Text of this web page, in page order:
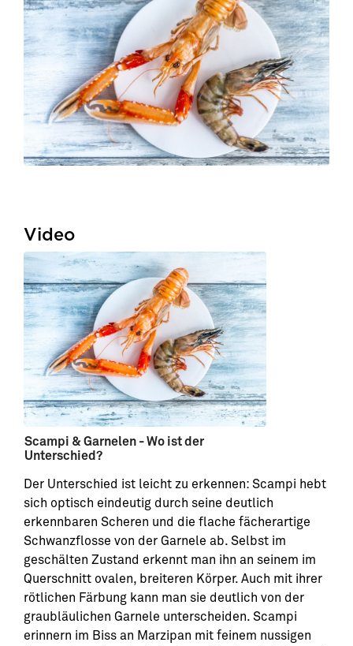
Video
Scampi & Garnelen - Wo ist der
Unterschied?
Der Unterschied ist leicht zu erkennen: Scampi hebt
sich optisch eindeutig durch seine deutlich
erkennbaren Scheren und die flache fächerartige
Schwanzflosse von der Garnele ab. Selbst im
geschälten Zustand erkennt man ihn an seinem im
Querschnitt ovalen, breiteren Körper. Auch mit ihrer
rötlichen Färbung kann man sie deutlich von der
graubläulichen Garnele unterscheiden. Scampi
erinnern im Biss an Marzipan mit feinem nussigen